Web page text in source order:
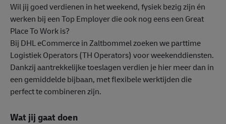
Wil jij goed verdienen in het weekend, fysiek bezig zijn én
werken bij een Top Employer die ook nog eens een Great
Place To Work is?
Bij DHL eCommerce in Zaltbommel zoeken we parttime
Logistiek Operators (TH Operators) voor weekenddiensten.
Dankzij aantrekkelijke toeslagen verdien je hier meer dan in
een gemiddelde bijbaan, met flexibele werktijden die
perfect te combineren zijn.
Wat jij gaat doen